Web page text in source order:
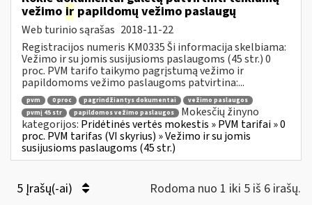
vežimo ir papildomų vežimo paslaugų
Web turinio sąrašas 2018-11-22
Registracijos numeris KM0335 Ši informacija skelbiama:
Vežimo ir su jomis susijusioms paslaugoms (45 str.) 0
proc. PVM tarifo taikymo pagrįstumą vežimo ir
papildomoms vežimo paslaugoms patvirtina:...
pvm 0 proc pagrindžiantys dokumentai
vežimo paslaugos
pvmį 45 str
papildomos vežimo paslaugos
Mokesčių žinyno
kategorijos: Pridėtinės vertės mokestis » PVM tarifai » 0
proc. PVM tarifas (VI skyrius) » Vežimo ir su jomis
susijusioms paslaugoms (45 str.)
5 Įrašų(-ai) Rodoma nuo 1 iki 5 iš 6 irašų.